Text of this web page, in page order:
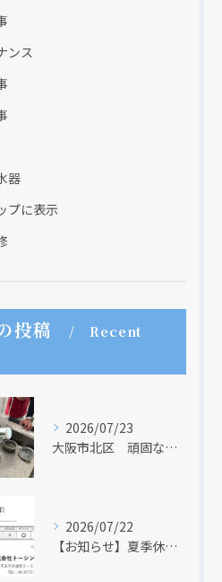
ンス
器
プに表示
投稿
Recent
2026/07/23
大阪市北区 頑固な水アカはなかなか取れない・・・
2026/07/22
【お知らせ】夏季休業日のお知らせ【２０２６年】
ている折込チラシです。
ている折込チラシです。